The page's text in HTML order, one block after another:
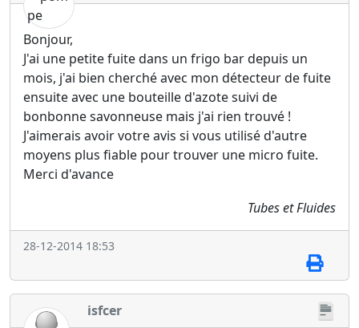
Bonjour,
J'ai une petite fuite dans un frigo bar depuis un
mois, j'ai bien cherché avec mon détecteur de fuite
ensuite avec une bouteille d'azote suivi de
bonbonne savonneuse mais j'ai rien trouvé !
J'aimerais avoir votre avis si vous utilisé d'autre
moyens plus fiable pour trouver une micro fuite.
Merci d'avance
Tubes et Fluides
28-12-2014 18:53
isfcer